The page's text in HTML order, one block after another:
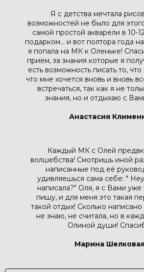
Я с детства мечтала
возможностей не было для
самой простой акварели в 10-
подарком... и вот полтора года
я попала на МК к Оленьке!
прием, за знания которые я
есть возможность писать то, что
что мне хочется вновь и вновь
встречаться, так как я не
знания, но и отдыхаю с
Анастасия
Каждый МК с Олей
волшебства! Смотришь иной
написанные под её
удивляешься сама себе: "
написала?" Оля, я с Вами уже
пишу, и для меня это такая
такой отдых! Сколько
не знаю, не считала, но в
Олиной души!
Марина